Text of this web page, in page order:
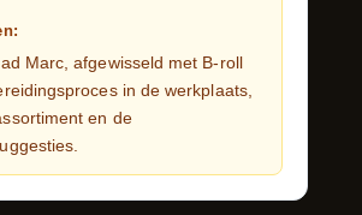
Marc, afgewisseld met B-roll
in de werkplaats,
en de